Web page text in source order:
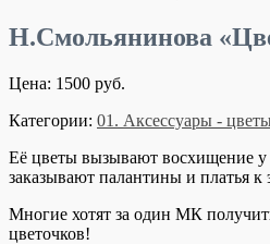
Н.Смольянинова
Цена: 1500 руб.
Категории: 01. Аксессуары -
Её цветы вызывают восхищение у
заказывают палантины и платья
Многие хотят за один МК
цветочков!